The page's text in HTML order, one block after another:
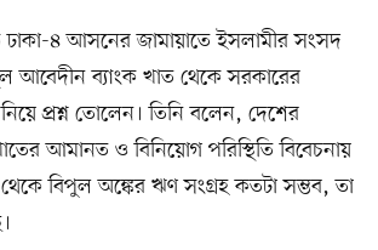
৪ আসনের জামায়াতে ইসলামীর সংসদ
ব্যাংক খাত থেকে সরকারের
নিয়ে প্রশ্ন তোলেন। তিনি বলেন, দেশের
আমানত ও বিনিয়োগ পরিস্থিতি বিবেচনায়
থেকে বিপুল অঙ্কের ঋণ সংগ্রহ কতটা সম্ভব, তা